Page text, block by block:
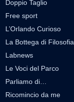
Doppio Taglio
Free sport
L’Orlando Curioso
La Bottega di Filosofia
Labnews
Le Voci del Parco
Parliamo di…
Ricomincio da me